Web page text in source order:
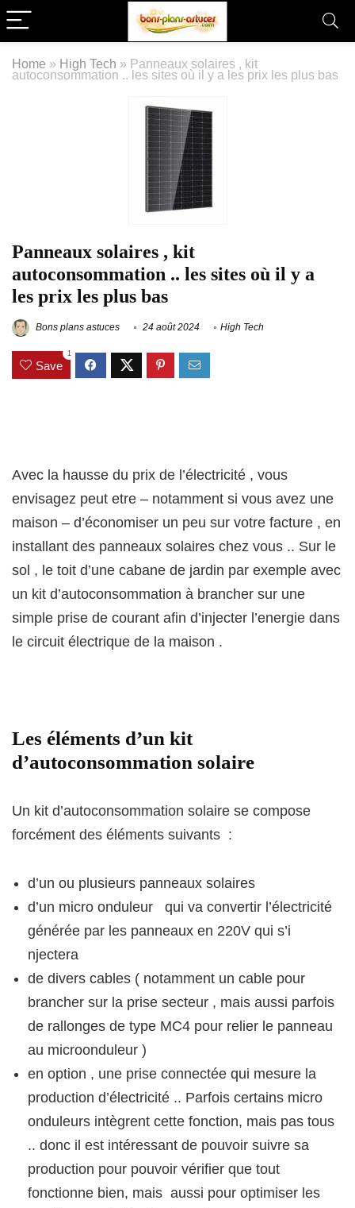
Home » High Tech » Panneaux solaires , kit
autoconsommation .. les sites où il y a les prix les plus bas
Panneaux solaires , kit
autoconsommation .. les sites où il y a
les prix les plus bas
Bons plans astuces 24 août 2024 High Tech
Save
1
Avec la hausse du prix de l’électricité , vous
envisagez peut etre – notamment si vous avez une
maison – d’économiser un peu sur votre facture , en
installant des panneaux solaires chez vous .. Sur le
sol , le toit d’une cabane de jardin par exemple avec
un kit d’autoconsommation à brancher sur une
simple prise de courant afin d’injecter l’energie dans
le circuit électrique de la maison .
Les éléments d’un kit
d’autoconsommation solaire
Un kit d’autoconsommation solaire se compose
forcément des éléments suivants :
d’un ou plusieurs panneaux solaires
d’un micro onduleur qui va convertir l’électricité
générée par les panneaux en 220V qui s’i
njectera
de divers cables ( notamment un cable pour
brancher sur la prise secteur , mais aussi parfois
de rallonges de type MC4 pour relier le panneau
au microonduleur )
en option , une prise connectée qui mesure la
production d’électricité .. Parfois certains micro
onduleurs intègrent cette fonction, mais pas tous
.. donc il est intéressant de pouvoir suivre sa
production pour pouvoir vérifier que tout
fonctionne bien, mais aussi pour optimiser les